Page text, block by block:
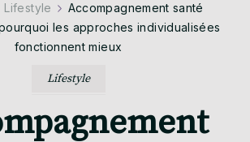
Lifestyle
Accompagnement santé
les approches individualisées
fonctionnent mieux
Lifestyle